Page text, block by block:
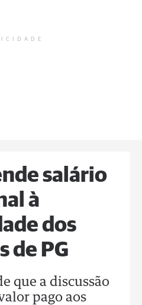
salário
à
dos
de PG
que a discussão
pago aos